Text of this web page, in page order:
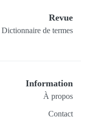
Revue
Dictionnaire de termes
Information
À propos
Contact